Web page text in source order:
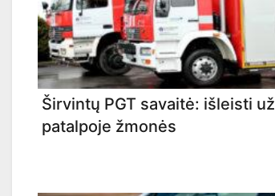
Širvintų PGT savaitė: išleisti
patalpoje žmonės